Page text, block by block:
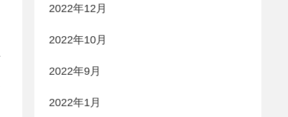
2022年12月
2022年10月
2022年9月
2022年1月